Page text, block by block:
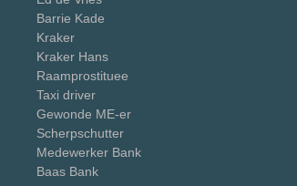
Barrie Kade
Kraker
Kraker Hans
Raamprostituee
Taxi driver
Gewonde ME-er
Scherpschutter
Medewerker Bank
Baas Bank